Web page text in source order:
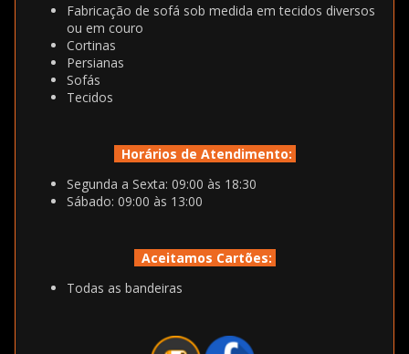
Fabricação de sofá sob medida em tecidos diversos
ou em couro
Cortinas
Persianas
Sofás
Tecidos
Horários de Atendimento:
Segunda a Sexta: 09:00 às 18:30
Sábado: 09:00 às 13:00
Aceitamos Cartões:
Todas as bandeiras